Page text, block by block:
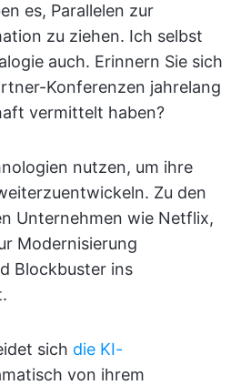
es, Parallelen zur
zu ziehen. Ich selbst
auch. Erinnern Sie sich
Konferenzen jahrelang
vermittelt haben?
nutzen, um ihre
Zu den
Unternehmen wie Netflix,
Modernisierung
Blockbuster ins
sich die KI-
von ihrem